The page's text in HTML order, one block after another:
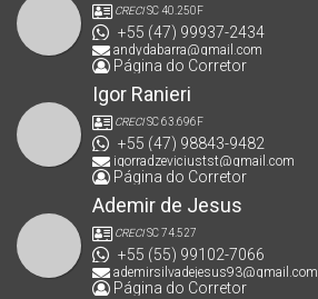
CRECISC 40.250F
+55 (47) 99937-2434
andydabarra@gmail.com
Página do Corretor
Igor Ranieri
CRECISC 63.696F
+55 (47) 98843-9482
igorradzeviciustst@gmail.com
Página do Corretor
Ademir de Jesus
CRECISC 74.527
+55 (55) 99102-7066
ademirsilvadejesus93@gmail.com
Página do Corretor